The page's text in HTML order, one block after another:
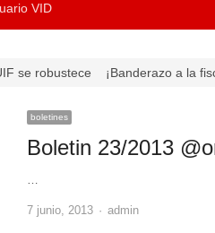
VID
robustece ¡Banderazo a la
boletines
Boletin 23/2013
…
7 junio, 2013 Author
admin